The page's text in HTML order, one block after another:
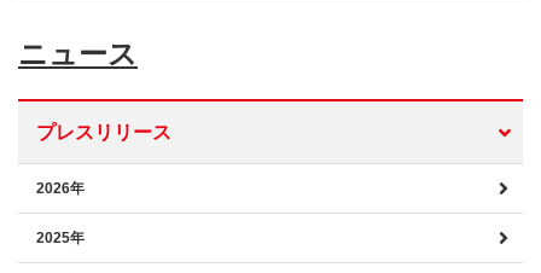
ニュース
プレスリリース
2026年
2025年